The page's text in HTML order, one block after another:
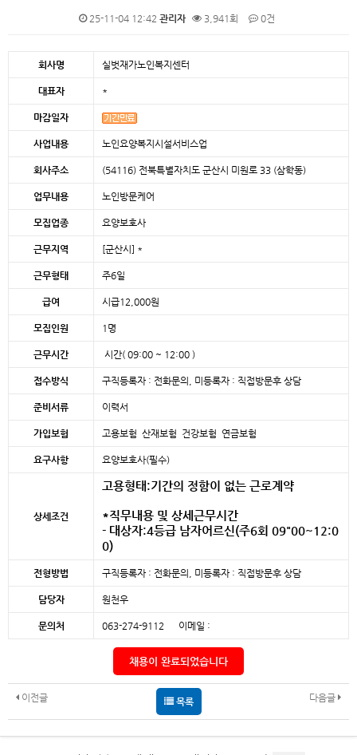
25-11-04 12:42 관리자 3,941회 0건
회사명 실벗재가노인복지센터
대표자 *
마감일자
사업내용 노인요양복지시설서비스업
회사주소 (54116) 전북특별자치도 군산시 미원로 33 (삼학동)
업무내용 노인방문케어
모집업종 요양보호사
근무지역 [군산시] *
근무형태 주6일
급여 시급12,000원
모집인원 1명
근무시간 시간( 09:00 ~ 12:00 )
접수방식 구직등록자 : 전화문의, 미등록자 : 직접방문후 상담
준비서류 이력서
가입보험 고용보험 산재보험 건강보험 연금보험
요구사항 요양보호사(필수)
상세조건
고용형태:기간의 정함이 없는 근로계약
*직무내용 및 상세근무시간
- 대상자:4등급 남자어르신(주6회 09"00~12:0
0)
전형방법 구직등록자 : 전화문의, 미등록자 : 직접방문후 상담
담당자 원천우
문의처 063-274-9112 이메일 :
채용이 완료되었습니다
이전글 다음글
목록